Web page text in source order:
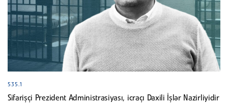
535.1
Sifarişçi Prezident Administrasiyası, icraçı Daxili İşlər Nazirliyidir